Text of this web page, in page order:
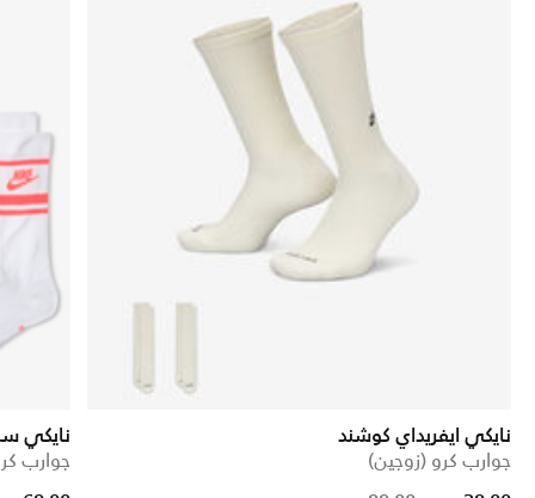
نايكي ايفريداي كوشند
جوارب كرو (زوجين)
نايكي
جوارب كرو (3